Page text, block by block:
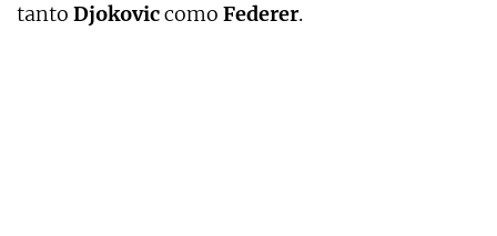
tanto Djokoviccomo Federer.